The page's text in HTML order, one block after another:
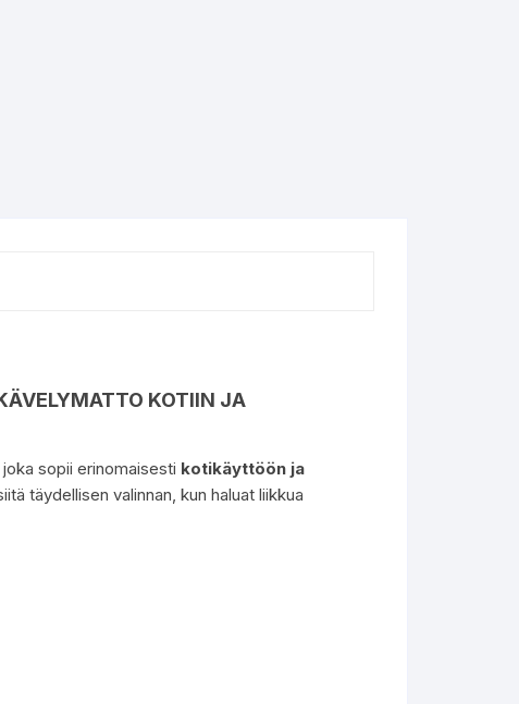
KOTIIN JA
, joka sopii erinomaisesti kotikäyttöön ja
täydellisen valinnan, kun haluat liikkua